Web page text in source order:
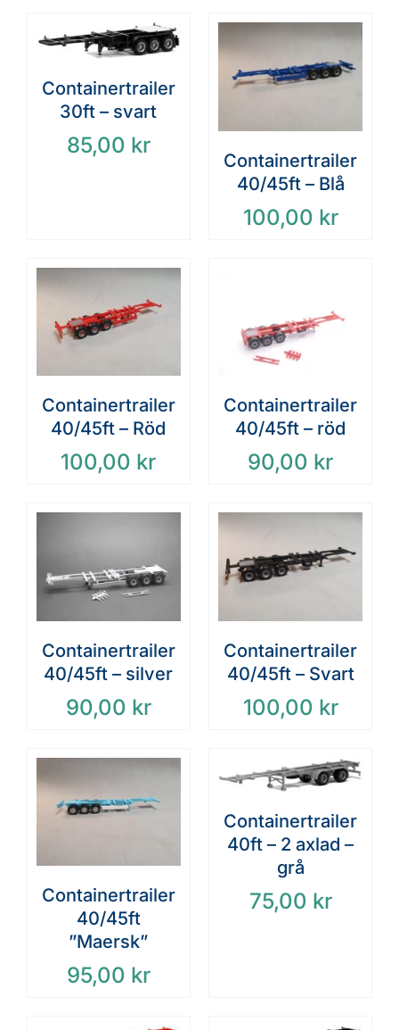
Containertrailer
30ft – svart
85,00 kr
Containertrailer
40/45ft – Blå
100,00 kr
Containertrailer
40/45ft – Röd
100,00 kr
Containertrailer
40/45ft – röd
90,00 kr
Containertrailer
40/45ft – silver
90,00 kr
Containertrailer
40/45ft – Svart
100,00 kr
Containertrailer
40/45ft
”Maersk”
95,00 kr
Containertrailer
40ft – 2 axlad –
grå
75,00 kr